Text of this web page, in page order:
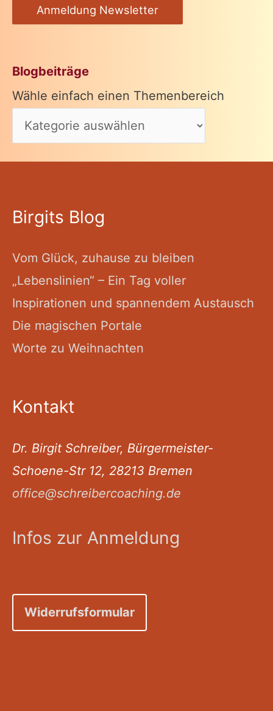
Anmeldung Newsletter
Blogbeiträge
Wähle einfach einen Themenbereich
Birgits Blog
Vom Glück, zuhause zu bleiben
„Lebenslinien“ – Ein Tag voller
Inspirationen und spannendem Austausch
Die magischen Portale
Worte zu Weihnachten
Kontakt
Dr. Birgit Schreiber, Bürgermeister-
Schoene-Str 12, 28213 Bremen
office@schreibercoaching.de
Infos zur Anmeldung
Widerrufsformular